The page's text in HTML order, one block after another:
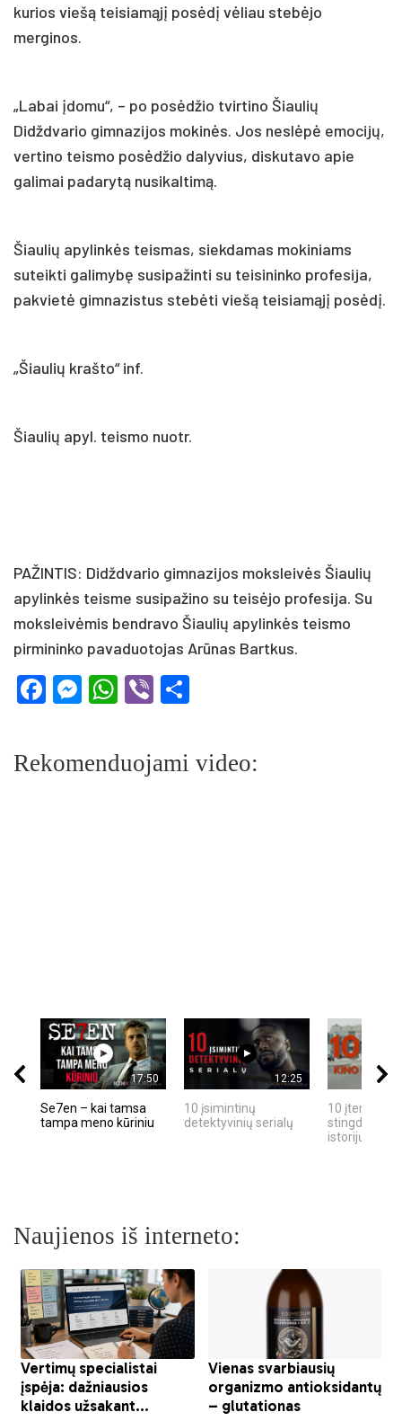
kurios viešą teisiamąjį posėdį vėliau stebėjo
merginos.
„Labai įdomu“, – po posėdžio tvirtino Šiaulių
Didždvario gimnazijos mokinės. Jos neslėpė emocijų,
vertino teismo posėdžio dalyvius, diskutavo apie
galimai padarytą nusikaltimą.
Šiaulių apylinkės teismas, siekdamas mokiniams
suteikti galimybę susipažinti su teisininko profesija,
pakvietė gimnazistus stebėti viešą teisiamąjį posėdį.
„Šiaulių krašto“ inf.
Šiaulių apyl. teismo nuotr.
PAŽINTIS: Didždvario gimnazijos moksleivės Šiaulių
apylinkės teisme susipažino su teisėjo profesija. Su
moksleivėmis bendravo Šiaulių apylinkės teismo
pirmininko pavaduotojas Arūnas Bartkus.
Facebook
Messenger
WhatsApp
Viber
Rekomenduojami video:
17:50
Se7en – kai tamsa
tampa meno kūriniu
12:25
10 įsimintinų
detektyvinių serialų
10 įtemptų,
stingdančių
istorijų
Naujienos iš interneto: